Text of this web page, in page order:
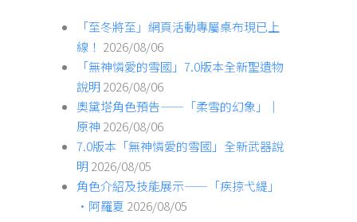
「至冬將至」網頁活動專屬桌布現已上
線！ 2026/08/06
「無神憐愛的雪國」7.0版本全新聖遺物
說明 2026/08/06
奧黛塔角色預告——「柔雪的幻象」｜
原神 2026/08/06
7.0版本「無神憐愛的雪國」全新武器說
明 2026/08/05
角色介紹及技能展示——「疾掠弋緹」
·阿羅夏 2026/08/05